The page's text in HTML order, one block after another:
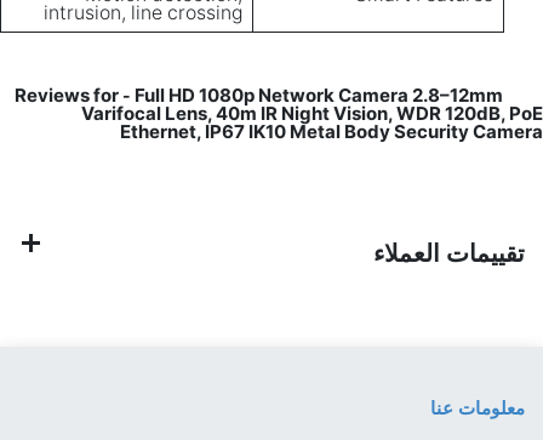
intrusion, line crossing
- Full HD 1080p Network Camera 2.8–12mm
Varifocal Lens, 40m IR Night Vision, WDR 120dB, PoE
Ethernet, IP67 IK10 Metal Body Security Camera
تقييمات العملاء
معلومات عنا